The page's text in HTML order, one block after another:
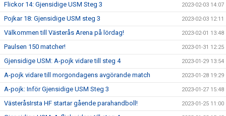
Flickor 14: Gjensidige USM Steg 3 2023-02-03 14:07
Pojkar 18: Gjensidige USM steg 3 2023-02-03 12:11
Välkommen till Västerås Arena på lördag! 2023-02-01 13:48
Paulsen 150 matcher! 2023-01-31 12:25
Gjensidige USM: A-pojk vidare till steg 4 2023-01-29 13:54
A-pojk vidare till morgondagens avgörande match 2023-01-28 19:29
A-pojk: Inför Gjensidige USM Steg 3 2023-01-27 15:48
VästeråsIrsta HF startar gående parahandboll! 2023-01-25 11:00